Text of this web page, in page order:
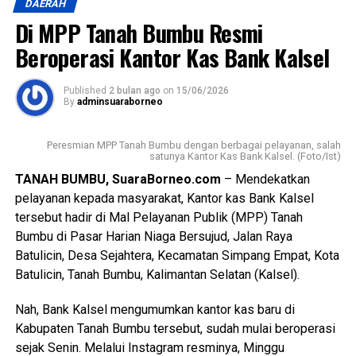
Dengan peran dan kiprahnya selama ini, pasti mampu
menggandeng dan membantu penguasaha lainnya untuk
maju bersama. Dia berkeyakinan, “apabila pengusaha
bersatu, Tapin dan bahkan Indonesia akan maju”. [ad/sb]
Bagikan ke
WhatsApp 0 Facebook 0
Messenger 0 Twitter/X 0
dan sebagainya.
‎Dalam sambutannya, Wagub Kalsel H. Hasnuryadi Sulaiman
menyampaikan salam hormat dari Gubernur Kalimantan
Selatan, Muhidin, kepada seluruh masyarakat yang hadir. Ia
mengajak seluruh elemen masyarakat untuk terus bekerja
‎”Setiap tugas yang diberikan oleh Bapak Gubernur Kalsel
H. Muhidin, ulun selalu menyampaikan salam hormat dari
beliau kepada masyarakat. Tentunya mengajak kita bekerja
bersama dan mengabdi kepada Banua,” tutur Wagub
Hasnuryadi.
‎Wagub Hasnuryadi menegaskan pentingnya menjaga
bermasyarakat. Menurutnya, sebagai bangsa Indonesia,
masyarakat harus terus menjunjung tinggi nilai-nilai luhur
yang telah diwariskan oleh generasi terdahulu.
DAERAH
Di MPP Tanah Bumbu Resmi
Beroperasi Kantor Kas Bank Kalsel
Published 2 bulan ago on 15/06/2026
By adminsuaraborneo
Peresmian MPP Tanah Bumbu dengan berbagai pelayanan, salah
satunya Kantor Kas Bank Kalsel. (Foto/Ist)
TANAH BUMBU, SuaraBorneo.com – Mendekatkan
pelayanan kepada masyarakat, Kantor kas Bank Kalsel
tersebut hadir di Mal Pelayanan Publik (MPP) Tanah
Bumbu di Pasar Harian Niaga Bersujud, Jalan Raya
Batulicin, Desa Sejahtera, Kecamatan Simpang Empat, Kota
Batulicin, Tanah Bumbu, Kalimantan Selatan (Kalsel).
Nah, Bank Kalsel mengumumkan kantor kas baru di
Kabupaten Tanah Bumbu tersebut, sudah mulai beroperasi
sejak Senin. Melalui Instagram resminya, Minggu